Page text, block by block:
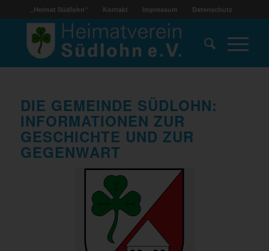
„Heimat Südlohn“ Kontakt Impressum Datenschutz
DIE GEMEINDE SÜDLOHN:
INFORMATIONEN ZUR
GESCHICHTE UND ZUR
GEGENWART